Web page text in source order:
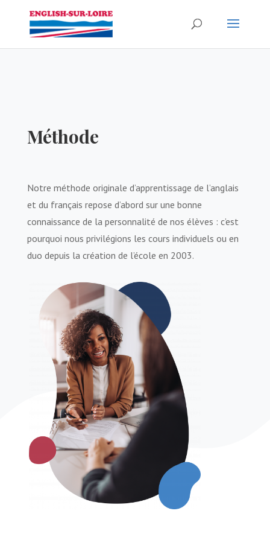
Méthode
Notre méthode originale d’apprentissage de l’anglais
et du français repose d’abord sur une bonne
connaissance de la personnalité de nos élèves : c’est
pourquoi nous privilégions les cours individuels ou en
duo depuis la création de l’école en 2003.